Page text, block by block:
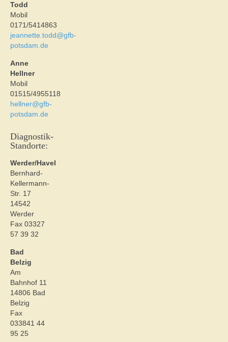
Todd
Mobil
0171/5414863
jeannette.todd@gfb-
potsdam.de
Anne
Hellner
Mobil
01515/4955118
hellner@gfb-
potsdam.de
Diagnostik-
Standorte:
Werder/Havel
Bernhard-
Kellermann-
Str. 17
14542
Werder
Fax 03327
57 39 32
Bad
Belzig
Am
Bahnhof 11
14806 Bad
Belzig
Fax
033841 44
95 25